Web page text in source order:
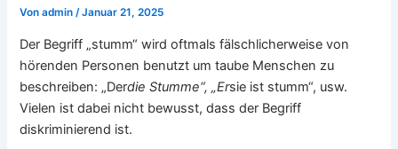
Vonadmin/Januar 21, 2025
Der Begriff „stumm“ wird oftmals fälschlicherweise von
hörenden Personen benutzt um taube Menschen zu
beschreiben: „Derdie Stumme“, „Ersie ist stumm“, usw.
Vielen ist dabei nicht bewusst, dass der Begriff
diskriminierend ist.